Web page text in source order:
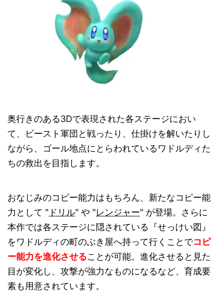
奥行きのある3Dで表現された各ステージにおい
て、ビースト軍団と戦ったり、仕掛けを解いたりし
ながら、ゴール地点にとらわれているワドルディた
ちの救出を目指します。
おなじみのコピー能力はもちろん、新たなコピー能
力として " ドリル" や "レンジャー" が登場。さらに
本作では各ステージに隠されている『せっけい図』
をワドルディの町のぶき屋へ持って行くことでコピ
ー能力を進化させることが可能。進化させると見た
目が変化し、攻撃が強力なものになるなど、育成要
素も用意されています。